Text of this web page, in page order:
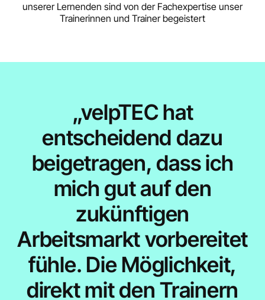
unserer Lernenden sind von der Fachexpertise unser
Trainerinnen und Trainer begeistert
„velpTEC hat
entscheidend dazu
beigetragen, dass ich
mich gut auf den
zukünftigen
Arbeitsmarkt vorbereitet
fühle. Die Möglichkeit,
direkt mit den Trainern